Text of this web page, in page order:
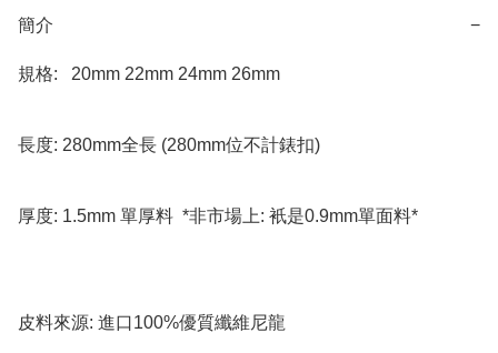
簡介 −
規格:   20mm 22mm 24mm 26mm
長度: 280mm全長 (280mm位不計錶扣)
厚度: 1.5mm 單厚料  *非市場上: 衹是0.9mm單面料*
皮料來源: 進口100%優質纖維尼龍